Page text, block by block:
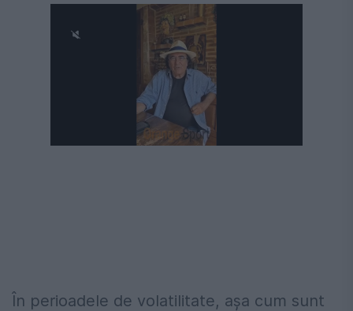
În perioadele de volatilitate, așa cum sunt